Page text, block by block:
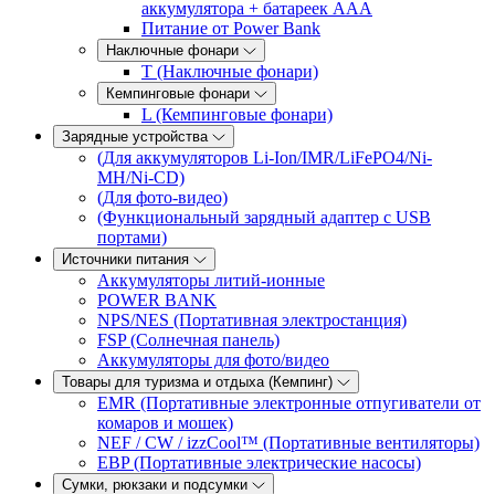
аккумулятора + батареек AAA
Питание от Power Bank
Наключные фонари
T (Наключные фонари)
Кемпинговые фонари
L (Кемпинговые фонари)
Зарядные устройства
(Для аккумуляторов Li-Ion/IMR/LiFePO4/Ni-
MH/Ni-CD)
(Для фото-видео)
(Функциональный зарядный адаптер с USB
портами)
Источники питания
Аккумуляторы литий-ионные
POWER BANK
NPS/NES (Портативная электростанция)
FSP (Солнечная панель)
Аккумуляторы для фото/видео
Товары для туризма и отдыха (Кемпинг)
EMR (Портативные электронные отпугиватели от
комаров и мошек)
NEF / CW / izzCool™ (Портативные вентиляторы)
EBP (Портативные электрические насосы)
Сумки, рюкзаки и подсумки